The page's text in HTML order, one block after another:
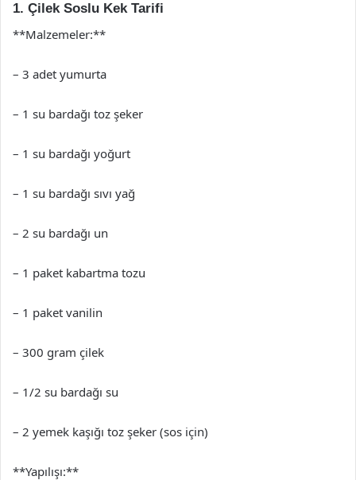
1. Çilek Soslu Kek Tarifi
**Malzemeler:**
– 3 adet yumurta
– 1 su bardağı toz şeker
– 1 su bardağı yoğurt
– 1 su bardağı sıvı yağ
– 2 su bardağı un
– 1 paket kabartma tozu
– 1 paket vanilin
– 300 gram çilek
– 1/2 su bardağı su
– 2 yemek kaşığı toz şeker (sos için)
**Yapılışı:**